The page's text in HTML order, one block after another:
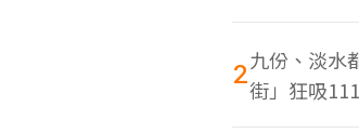
蝦
2九份、淡水
街」狂吸
色美食多